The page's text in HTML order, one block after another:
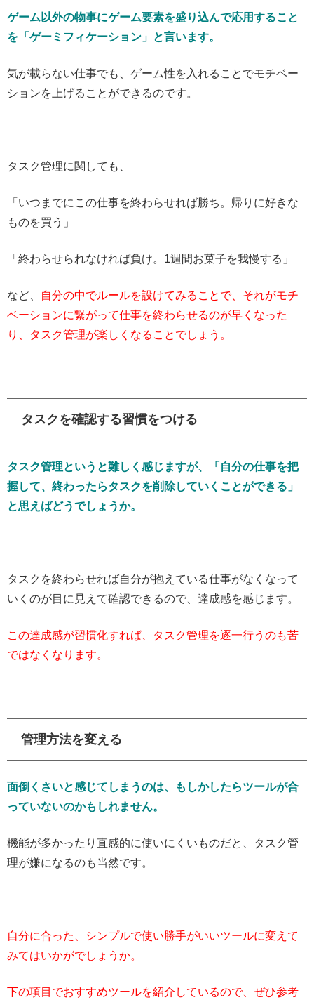
ゲーム以外の物事にゲーム要素を盛り込んで応用すること
を「ゲーミフィケーション」と言います。
気が載らない仕事でも、ゲーム性を入れることでモチベー
ションを上げることができるのです。
タスク管理に関しても、
「いつまでにこの仕事を終わらせれば勝ち。帰りに好きな
ものを買う」
「終わらせられなければ負け。1週間お菓子を我慢する」
など、
自分の中でルールを設けてみることで、それがモチ
ベーションに繋がって仕事を終わらせるのが早くなった
り、タスク管理が楽しくなることでしょう。
タスクを確認する習慣をつける
タスク管理というと難しく感じますが、「自分の仕事を把
握して、終わったらタスクを削除していくことができる」
と思えばどうでしょうか。
タスクを終わらせれば自分が抱えている仕事がなくなって
いくのが目に見えて確認できるので、達成感を感じます。
この達成感が習慣化すれば、タスク管理を逐一行うのも苦
ではなくなります。
管理方法を変える
面倒くさいと感じてしまうのは、もしかしたらツールが合
っていないのかもしれません。
機能が多かったり直感的に使いにくいものだと、タスク管
理が嫌になるのも当然です。
自分に合った、シンプルで使い勝手がいいツールに変えて
みてはいかがでしょうか。
下の項目でおすすめツールを紹介しているので、ぜひ参考